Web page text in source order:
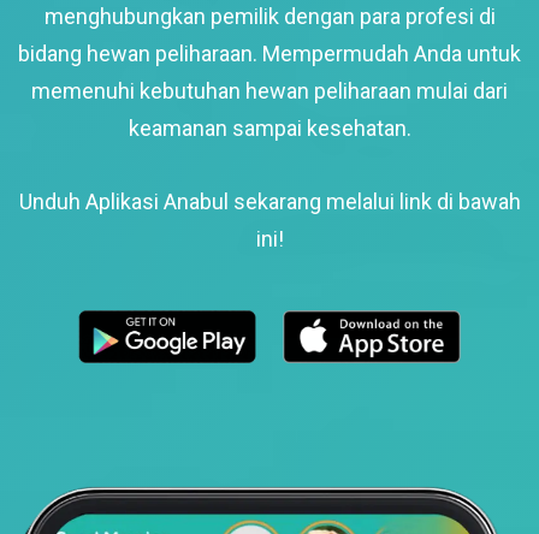
menghubungkan pemilik dengan para profesi di
bidang hewan peliharaan. Mempermudah Anda untuk
memenuhi kebutuhan hewan peliharaan mulai dari
keamanan sampai kesehatan.
Unduh Aplikasi Anabul sekarang melalui link di bawah
ini!